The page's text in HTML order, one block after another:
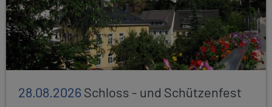
28.08.2026Schloss - und Schützenfest